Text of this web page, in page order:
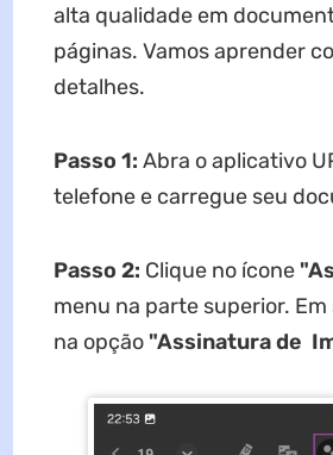
alta qualidade em
páginas. Vamos aprender
detalhes.
Passo 1: Abra o aplicativo
telefone e carregue seu
Passo 2: Clique no ícone
menu na parte superior.
na opção "Assinatura de